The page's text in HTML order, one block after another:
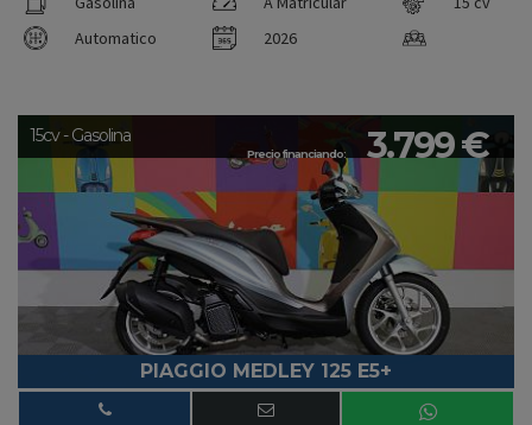
Automatico
2026
Precio financiando: 3.799 €
15cv - Gasolina
PIAGGIO MEDLEY 125 E5+